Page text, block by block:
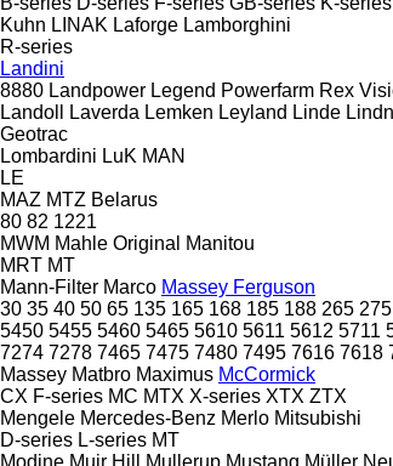
Kuhn LINAK Laforge Lamborghini
R-series
Landini
8880 Landpower Legend Powerfarm Rex
Landoll
Laverda Lemken Leyland Linde
Geotrac
Lombardini LuK MAN
LE
MAZ MTZ Belarus
80 82 1221
MWM Mahle Original
Manitou
MRT MT
Mann-Filter Marco Massey Ferguson
30 35 40 50 65 135 165 168 185 188 265 275
5450 5455 5460 5465 5610 5611 5612 5711
7274 7278 7465 7475 7480 7495 7616 7618
Massey Matbro Maximus McCormick
CX F-series MC MTX X-series XTX ZTX
Mengele Mercedes-Benz Merlo Mitsubishi
D-series L-series MT
Modine Muir Hill Mullerup Mustang Müller